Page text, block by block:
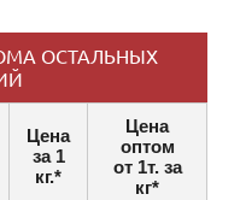
ОСТАЛЬНЫХ
Цена
за 1
кг.*
Цена
оптом
от 1т. за
кг*